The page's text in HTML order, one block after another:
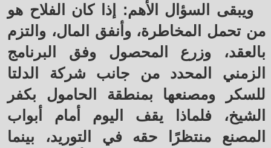
ويبقى السؤال الأهم: إذا كان الفلاح هو
من تحمل المخاطرة، وأنفق المال، والتزم
بالعقد، وزرع المحصول وفق البرنامج
الزمني المحدد من جانب شركة الدلتا
للسكر ومصنعها بمنطقة الحامول بكفر
الشيخ، فلماذا يقف اليوم أمام أبواب
المصنع منتظرًا حقه في التوريد، بينما